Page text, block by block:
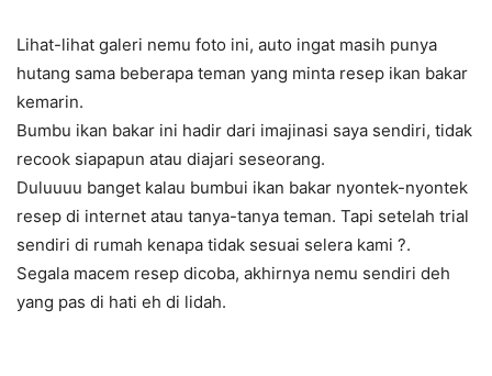
Lihat-lihat galeri nemu foto ini, auto ingat masih punya
hutang sama beberapa teman yang minta resep ikan bakar
kemarin.
Bumbu ikan bakar ini hadir dari imajinasi saya sendiri, tidak
recook siapapun atau diajari seseorang.
Duluuuu banget kalau bumbui ikan bakar nyontek-nyontek
resep di internet atau tanya-tanya teman. Tapi setelah trial
sendiri di rumah kenapa tidak sesuai selera kami ?.
Segala macem resep dicoba, akhirnya nemu sendiri deh
yang pas di hati eh di lidah.